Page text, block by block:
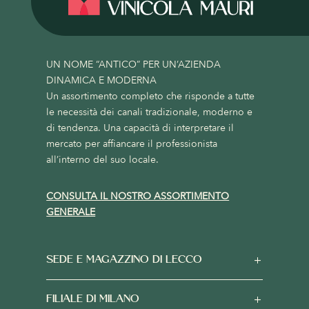
UN NOME “ANTICO” PER UN’AZIENDA
DINAMICA E MODERNA
Un assortimento completo che risponde a tutte
le necessità dei canali tradizionale, moderno e
di tendenza. Una capacità di interpretare il
mercato per affiancare il professionista
all’interno del suo locale.
CONSULTA IL NOSTRO ASSORTIMENTO
GENERALE
SEDE E MAGAZZINO DI LECCO
FILIALE DI MILANO